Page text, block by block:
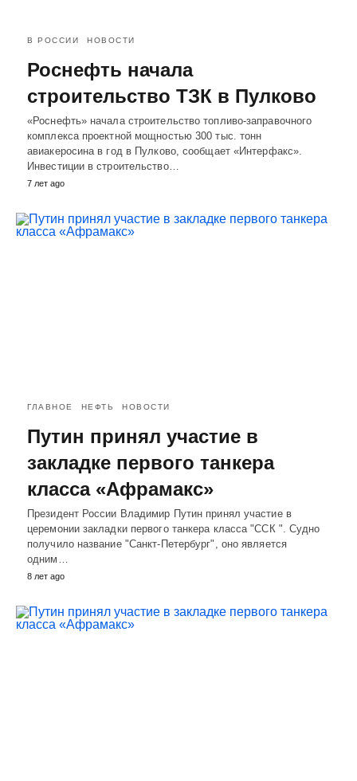
В РОССИИ НОВОСТИ
Роснефть начала
строительство ТЗК в Пулково
«Роснефть» начала строительство топливо-заправочного
комплекса проектной мощностью 300 тыс. тонн
авиакеросина в год в Пулково, сообщает «Интерфакс».
Инвестиции в строительство…
7 лет ago
ГЛАВНОЕ НЕФТЬ НОВОСТИ
Путин принял участие в
закладке первого танкера
класса «Афрамакс»
Президент России Владимир Путин принял участие в
церемонии закладки первого танкера класса "ССК ". Судно
получило название "Санкт-Петербург", оно является
одним…
8 лет ago